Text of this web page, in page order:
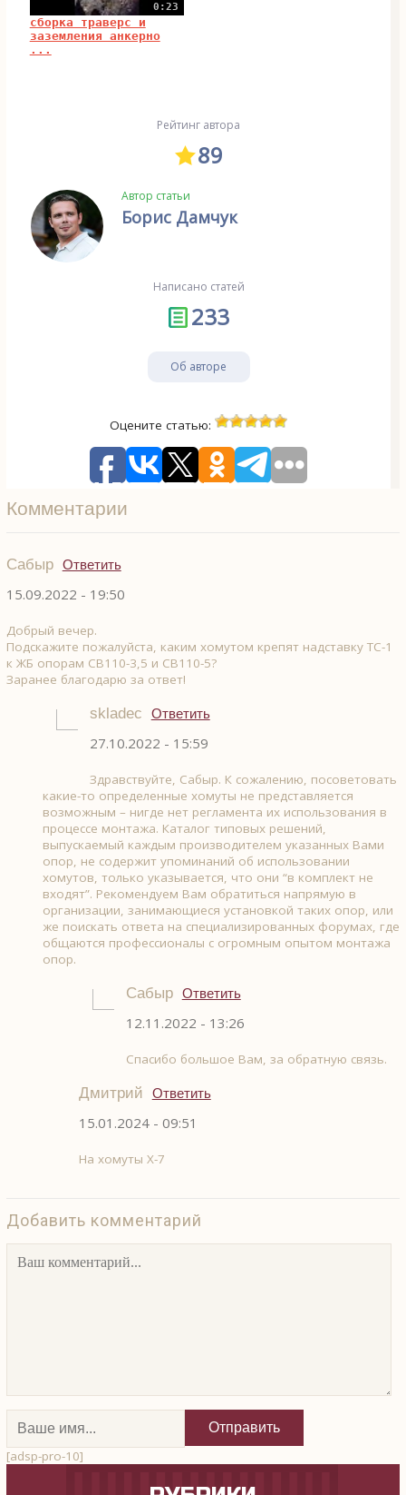
0:23
сборка траверс и
заземления анкерно
...
Рейтинг автора
89
Автор статьи
Борис Дамчук
Написано статей
233
Об авторе
Оцените статью:
Комментарии
Сабыр Ответить
15.09.2022 - 19:50
Добрый вечер.
Подскажите пожалуйста, каким хомутом крепят надставку ТС-1
к ЖБ опорам СВ110-3,5 и СВ110-5?
Заранее благодарю за ответ!
skladec Ответить
27.10.2022 - 15:59
Здравствуйте, Сабыр. К сожалению, посоветовать
какие-то определенные хомуты не представляется
возможным – нигде нет регламента их использования в
процессе монтажа. Каталог типовых решений,
выпускаемый каждым производителем указанных Вами
опор, не содержит упоминаний об использовании
хомутов, только указывается, что они “в комплект не
входят”. Рекомендуем Вам обратиться напрямую в
организации, занимающиеся установкой таких опор, или
же поискать ответа на специализированных форумах, где
общаются профессионалы с огромным опытом монтажа
опор.
Сабыр Ответить
12.11.2022 - 13:26
Спасибо большое Вам, за обратную связь.
Дмитрий Ответить
15.01.2024 - 09:51
На хомуты Х-7
Добавить комментарий
[adsp-pro-10]